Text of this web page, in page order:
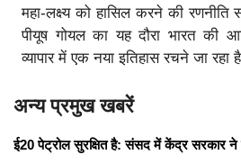
महा-लक्ष्य को हासिल करने की
पीयूष गोयल का यह दौरा भारत की
व्यापार में एक नया इतिहास रचने जा रहा
अन्य प्रमुख खबरें
ई20 पेट्रोल सुरक्षित है: संसद में केंद्र सरकार ने